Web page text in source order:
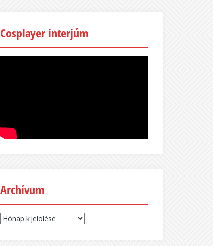
Cosplayer interjúm
Archívum
Archívum